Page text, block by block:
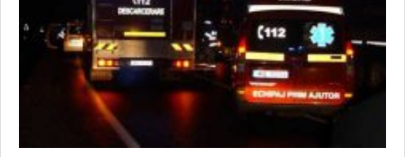
FILME DOCUMENTARE
CLIPURI VIDEO
JOCURI ONLINE